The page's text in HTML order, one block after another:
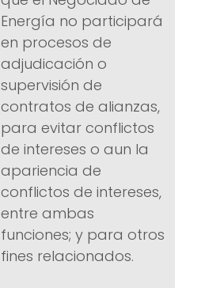
Energía no participará
en procesos de
adjudicación o
supervisión de
contratos de alianzas,
para evitar conflictos
de intereses o aun la
apariencia de
conflictos de intereses,
entre ambas
funciones; y para otros
fines relacionados.